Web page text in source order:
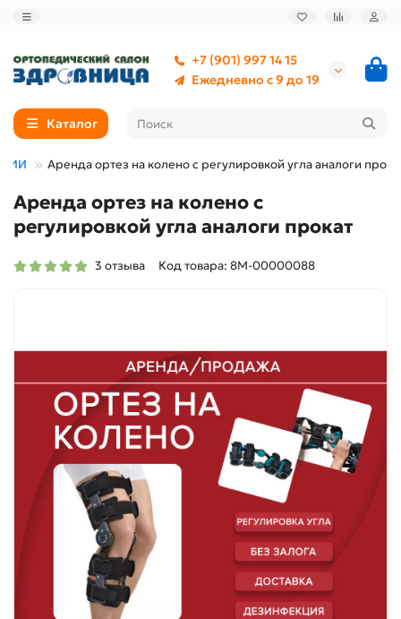
+7 (901) 997 14 15
Ежедневно с 9 до 19
Каталог
Аренда ортез на колено с регулировкой угла аналоги
Аренда ортез на колено с
регулировкой угла аналоги прокат
3 отзыва Код товара: 8М-00000088